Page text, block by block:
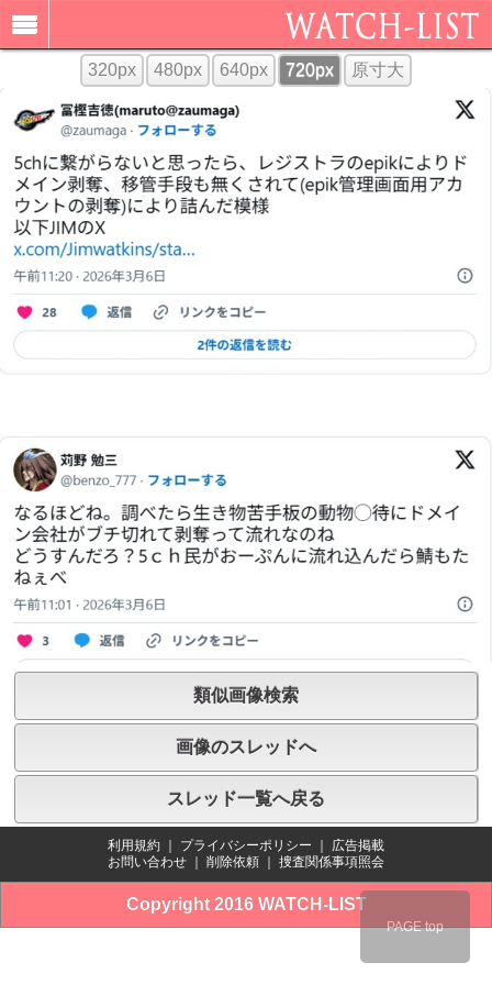
320px 480px 640px 720px 原寸大
類似画像検索
画像のスレッドへ
スレッド一覧へ戻る
利用規約 ｜ プライバシーポリシー ｜ 広告掲載
お問い合わせ ｜ 削除依頼 ｜ 捜査関係事項照会
Copyright 2016 WATCH-LIST
PAGE top